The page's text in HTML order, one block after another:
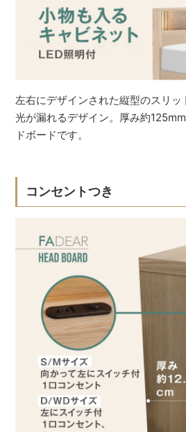
左右にデザインされた縦型のスリ
光が漏れるデザイン。厚み約
ドボードです。
コンセントつき